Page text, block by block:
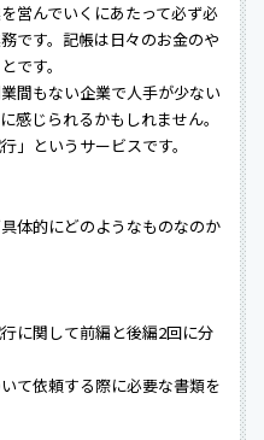
営んでいくにあたって必ず必
です。記帳は日々のお金のや
です。
間もない企業で人手が少ない
感じられるかもしれません。
」というサービスです。
体的にどのようなものなのか
に関して前編と後編2回に分
て依頼する際に必要な書類を